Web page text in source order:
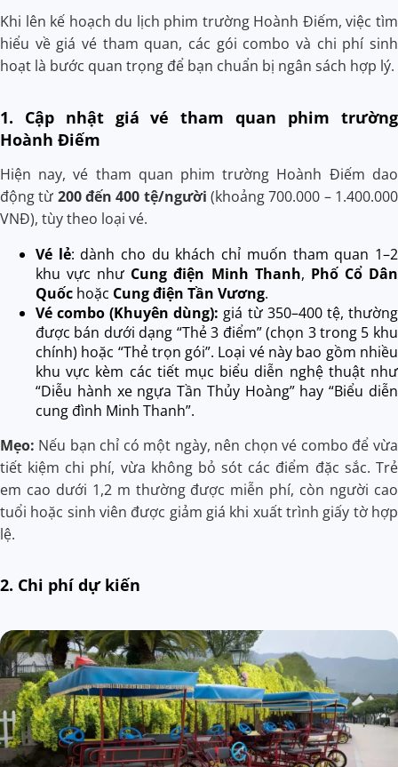
Khi lên kế hoạch du lịch phim trường Hoành Điếm, việc tìm
hiểu về giá vé tham quan, các gói combo và chi phí sinh
hoạt là bước quan trọng để bạn chuẩn bị ngân sách hợp lý.
1. Cập nhật giá vé tham quan phim trường
Hoành Điếm
Hiện nay, vé tham quan phim trường Hoành Điếm dao
động từ 200 đến 400 tệ/người (khoảng 700.000 – 1.400.000
VNĐ), tùy theo loại vé.
Vé lẻ: dành cho du khách chỉ muốn tham quan 1–2
khu vực như Cung điện Minh Thanh, Phố Cổ Dân
Quốc hoặc Cung điện Tần Vương.
Vé combo (Khuyên dùng): giá từ 350–400 tệ, thường
được bán dưới dạng “Thẻ 3 điểm” (chọn 3 trong 5 khu
chính) hoặc “Thẻ trọn gói”. Loại vé này bao gồm nhiều
khu vực kèm các tiết mục biểu diễn nghệ thuật như
“Diễu hành xe ngựa Tần Thủy Hoàng” hay “Biểu diễn
cung đình Minh Thanh”.
Mẹo: Nếu bạn chỉ có một ngày, nên chọn vé combo để vừa
tiết kiệm chi phí, vừa không bỏ sót các điểm đặc sắc. Trẻ
em cao dưới 1,2 m thường được miễn phí, còn người cao
tuổi hoặc sinh viên được giảm giá khi xuất trình giấy tờ hợp
lệ.
2. Chi phí dự kiến